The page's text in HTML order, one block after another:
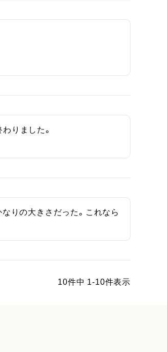
りました。
りの大きさだった。これなら
10件中 1-10件表示